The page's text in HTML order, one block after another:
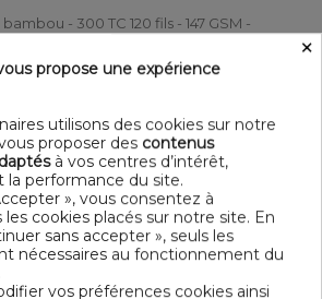
- 300 TC 120 fils - 147 GSM -
- Repassage à température
linge possible
cm
TECHNIQUE
Oeko-Tex®
63
×
propose une expérience
utilisons des cookies sur notre
proposer des contenus
à vos centres d’intérêt,
la performance du site.
», vous consentez à
cookies placés sur notre site. En
sans accepter », seuls les
nécessaires au fonctionnement du
vos préférences cookies ainsi